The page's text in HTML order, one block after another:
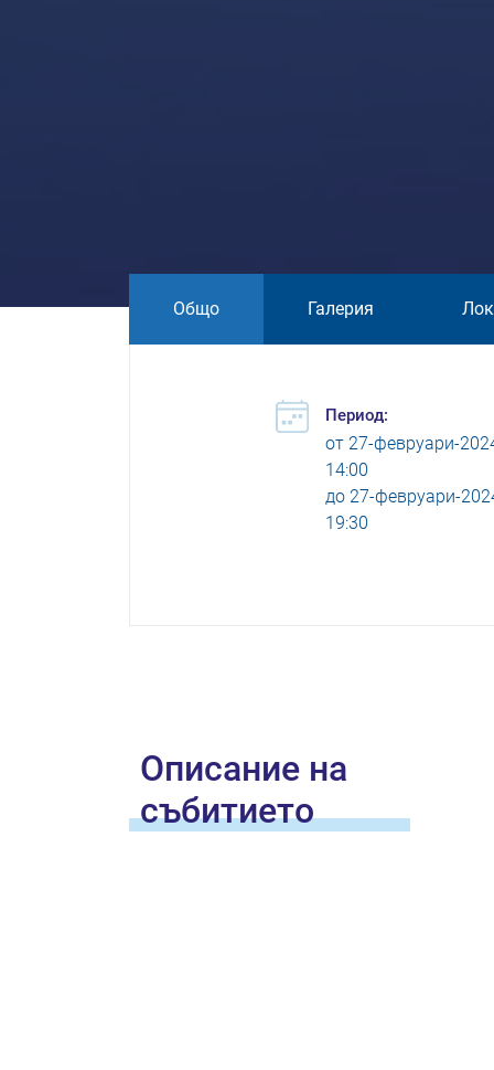
Общо Галерия
Период:
от 27-февруари-
14:00
до 27-февруари-
19:30
Oписание на
събитието